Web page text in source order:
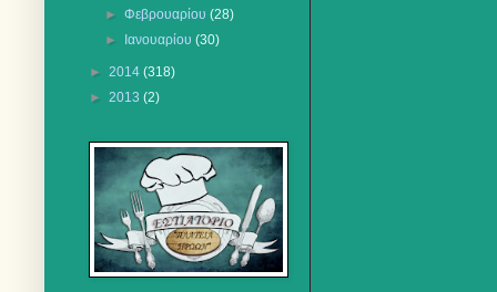
►Φεβρουαρίου(28)
►
Ιανουαρίου(30)
► 2014 (318)
► 2013 (2)